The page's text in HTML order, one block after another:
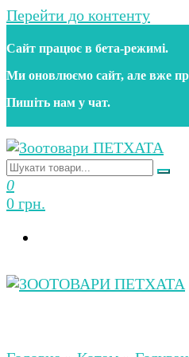
Перейти до контенту
Сайт працює в бета‑режимі.
Ми оновлюємо сайт, але вже
Пишіть нам у чат.
Зоотовари ПЕТХАТА
Зоомагазин для собак та
0
0 грн.
Зоомагазин для собак та